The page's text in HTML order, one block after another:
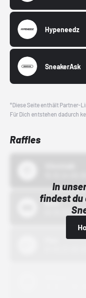
Hypeneedz
SneakerAsk
*Diese Seite enthält Partner-
Für Dich entstehen dadurch
Raffles
In
findest du
Bstn
01.10.22